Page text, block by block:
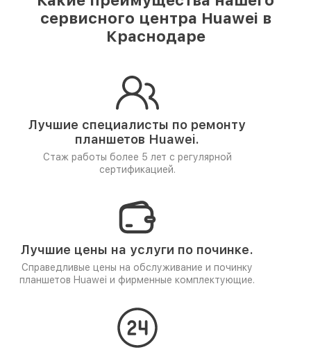
сервисного центра Huawei в
Краснодаре
Лучшие специалисты по ремонту
планшетов Huawei.
Стаж работы более 5 лет с регулярной
сертификацией.
Лучшие цены на услуги по починке.
Справедливые цены на обслуживание и починку
планшетов Huawei и фирменные комплектующие.